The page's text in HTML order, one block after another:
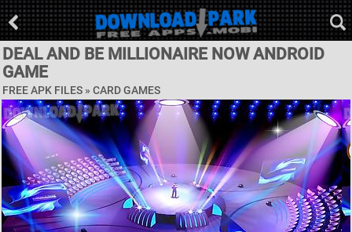
DEAL AND BE MILLIONAIRE NOW ANDROID
GAME
FREE APK FILES » CARD GAMES